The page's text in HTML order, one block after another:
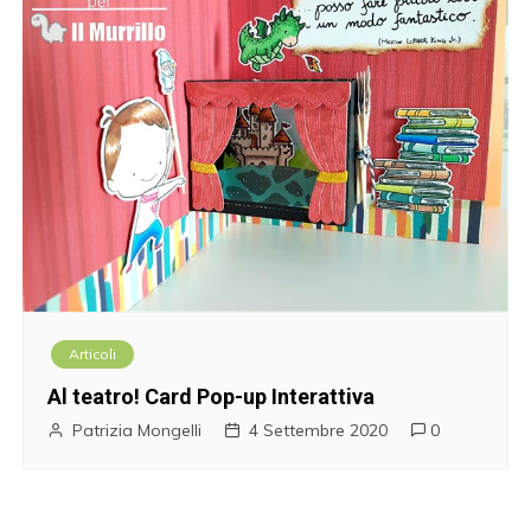
Articoli
Al teatro! Card Pop-up Interattiva
Patrizia Mongelli 4 Settembre 2020 0